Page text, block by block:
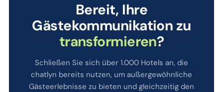
Bereit, Ihre
Gästekommunikation zu
transformieren?
Schließen Sie sich über 1.000 Hotels an, die
chatlyn bereits nutzen, um außergewöhnliche
Gästeerlebnisse zu bieten und gleichzeitig den